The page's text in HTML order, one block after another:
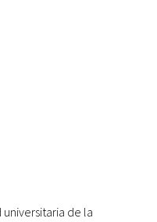
de la